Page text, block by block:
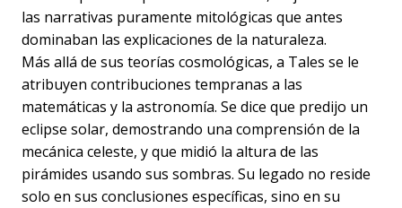
las narrativas puramente mitológicas que antes
dominaban las explicaciones de la naturaleza.
Más allá de sus teorías cosmológicas, a Tales se le
atribuyen contribuciones tempranas a las
matemáticas y la astronomía. Se dice que predijo un
eclipse solar, demostrando una comprensión de la
mecánica celeste, y que midió la altura de las
pirámides usando sus sombras. Su legado no reside
solo en sus conclusiones específicas, sino en su